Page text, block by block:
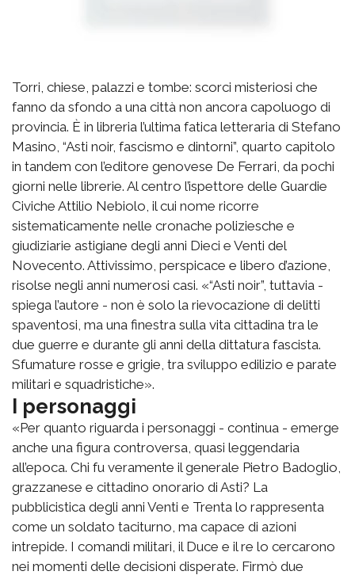
Torri, chiese, palazzi e tombe: scorci misteriosi che
fanno da sfondo a una città non ancora capoluogo di
provincia. È in libreria l’ultima fatica letteraria di Stefano
Masino, “Asti noir, fascismo e dintorni”, quarto capitolo
in tandem con l’editore genovese De Ferrari, da pochi
giorni nelle librerie. Al centro l’ispettore delle Guardie
Civiche Attilio Nebiolo, il cui nome ricorre
sistematicamente nelle cronache poliziesche e
giudiziarie astigiane degli anni Dieci e Venti del
Novecento. Attivissimo, perspicace e libero d’azione,
risolse negli anni numerosi casi. «“Asti noir”, tuttavia -
spiega l’autore - non è solo la rievocazione di delitti
spaventosi, ma una finestra sulla vita cittadina tra le
due guerre e durante gli anni della dittatura fascista.
Sfumature rosse e grigie, tra sviluppo edilizio e parate
militari e squadristiche».
I personaggi
«Per quanto riguarda i personaggi - continua - emerge
anche una figura controversa, quasi leggendaria
all’epoca. Chi fu veramente il generale Pietro Badoglio,
grazzanese e cittadino onorario di Asti? La
pubblicistica degli anni Venti e Trenta lo rappresenta
come un soldato taciturno, ma capace di azioni
intrepide. I comandi militari, il Duce e il re lo cercarono
nei momenti delle decisioni disperate. Firmò due